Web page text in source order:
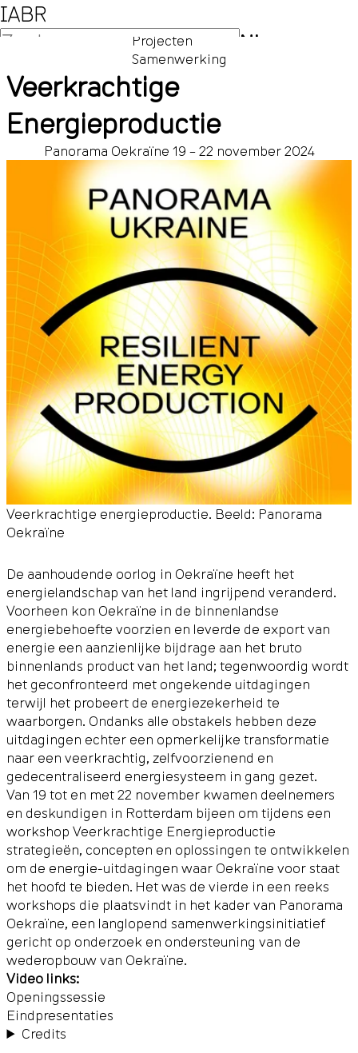
IABR
NL
Projecten
Samenwerking
Veerkrachtige
Energieproductie
Panorama Oekraïne 19 – 22 november 2024
Veerkrachtige energieproductie. Beeld: Panorama
Oekraïne
De aanhoudende oorlog in Oekraïne heeft het
energielandschap van het land ingrijpend veranderd.
Voorheen kon Oekraïne in de binnenlandse
energiebehoefte voorzien en leverde de export van
energie een aanzienlijke bijdrage aan het bruto
binnenlands product van het land; tegenwoordig wordt
het geconfronteerd met ongekende uitdagingen
terwijl het probeert de energiezekerheid te
waarborgen. Ondanks alle obstakels hebben deze
uitdagingen echter een opmerkelijke transformatie
naar een veerkrachtig, zelfvoorzienend en
gedecentraliseerd energiesysteem in gang gezet.
Van 19 tot en met 22 november kwamen deelnemers
en deskundigen in Rotterdam bijeen om tijdens een
workshop Veerkrachtige Energieproductie
strategieën, concepten en oplossingen te ontwikkelen
om de energie-uitdagingen waar Oekraïne voor staat
het hoofd te bieden. Het was de vierde in een reeks
workshops die plaatsvindt in het kader van Panorama
Oekraïne, een langlopend samenwerkingsinitiatief
gericht op onderzoek en ondersteuning van de
wederopbouw van Oekraïne.
Video links:
Openingssessie
Eindpresentaties
Credits